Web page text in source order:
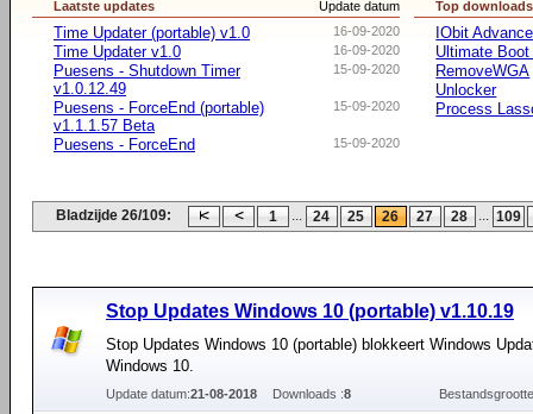
Update datum
Laatste updates
16-09-2020
Time Updater (portable) v1.0
16-09-2020
Time Updater v1.0
15-09-2020
Puesens - Shutdown Timer
v1.0.12.49
15-09-2020
Puesens - ForceEnd (portable)
v1.1.1.57 Beta
15-09-2020
Puesens - ForceEnd
Top downloads
IObit
Ultimate
RemoveWGA
Unlocker
Process
Bladzijde 26/109: 1 ... 24 25 26 27 28 ... 109
Stop Updates Windows 10 (portable) v1.10.19
Stop Updates Windows 10 (portable) blokkeert Windows
Windows 10.
Update datum:21-08-2018 Downloads :8